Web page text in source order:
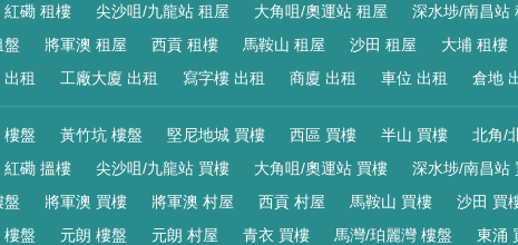
紅磡 租樓 尖沙咀/九龍站 租屋 大角咀/奧運站 租屋 深水埗/南昌站
盤 將軍澳 租屋 西貢 租樓 馬鞍山 租屋 沙田 租屋 大埔 租樓
出租 工廠大廈 出租 寫字樓 出租 商廈 出租 車位 出租 倉地
樓盤 黃竹坑 樓盤 堅尼地城 買樓 西區 買樓 半山 買樓 北角/
紅磡 搵樓 尖沙咀/九龍站 買樓 大角咀/奧運站 買樓 深水埗/南昌站
盤 將軍澳 買樓 將軍澳 村屋 西貢 村屋 馬鞍山 買樓 沙田 買
樓盤 元朗 樓盤 元朗 村屋 青衣 買樓 馬灣/珀麗灣 樓盤 東涌